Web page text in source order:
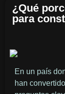
¿Qué
para
En un país
han